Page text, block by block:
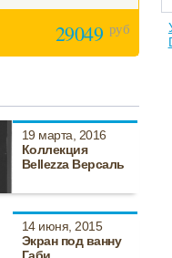
29049 руб
19 марта, 2016
Коллекция
Bellezza Версаль
14 июня, 2015
Экран под ванну